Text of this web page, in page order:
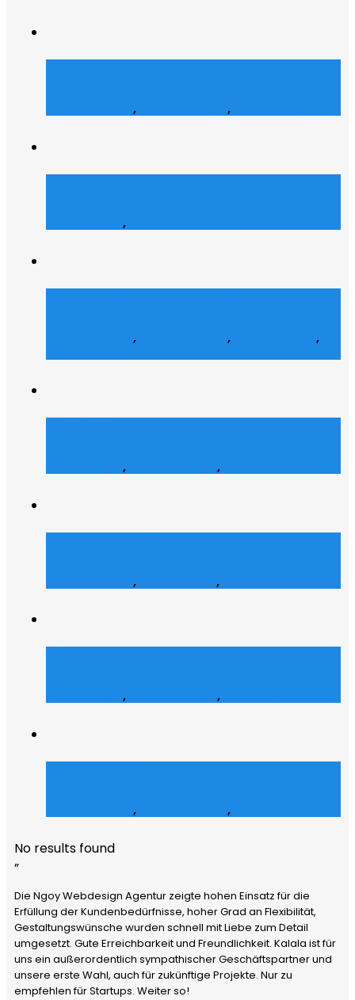
, ,
,
, ,
,
, ,
, ,
, ,
, ,
No results found
”
Die Ngoy Webdesign Agentur zeigte hohen Einsatz für die
Erfüllung der Kundenbedürfnisse, hoher Grad an Flexibilität,
Gestaltungswünsche wurden schnell mit Liebe zum Detail
umgesetzt. Gute Erreichbarkeit und Freundlichkeit. Kalala ist für
uns ein außerordentlich sympathischer Geschäftspartner und
unsere erste Wahl, auch für zukünftige Projekte. Nur zu
empfehlen für Startups. Weiter so!